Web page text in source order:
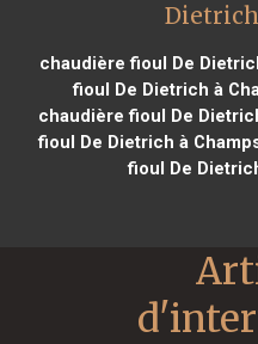
chaudière fioul De
fioul De Dietrich à
chaudière fioul De
fioul De Dietrich à
fioul De